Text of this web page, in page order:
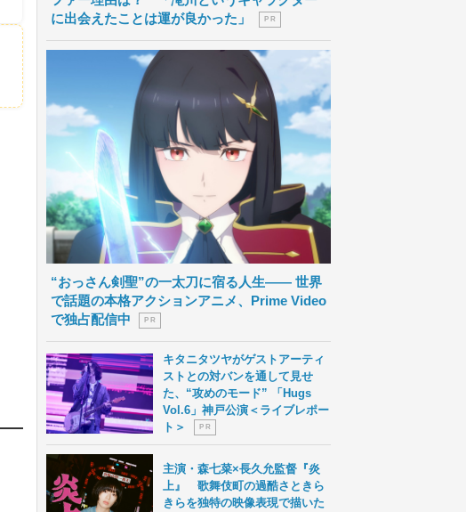
に出会えたことは運が良かった」
P R
“おっさん剣聖”の一太刀に宿る人生―― 世界
で話題の本格アクションアニメ、Prime Video
で独占配信中
P R
キタニタツヤがゲストアーティ
ストとの対バンを通して見せ
た、“攻めのモード” 「Hugs
Vol.6」神戸公演＜ライブレポー
ト＞
P R
主演・森七菜×長久允監督『炎
上』 歌舞伎町の過酷さときら
きらを独特の映像表現で描いた